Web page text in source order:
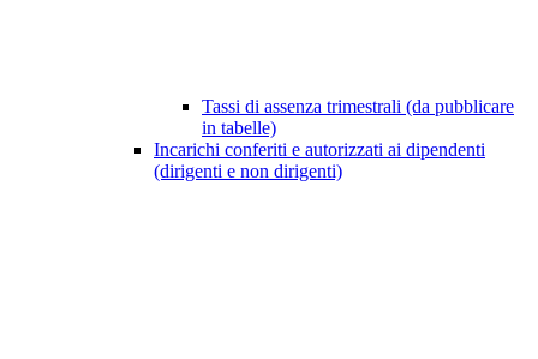
Tassi di assenza trimestrali (da pubblicare
in tabelle)
Incarichi conferiti e autorizzati ai dipendenti
(dirigenti e non dirigenti)